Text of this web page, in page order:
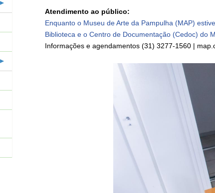
Atendimento ao público:
Enquanto o Museu de Arte da Pampulha (MAP)
Biblioteca e o Centro de Documentação (Cedoc) do
Informações e agendamentos (31) 3277-1560 |